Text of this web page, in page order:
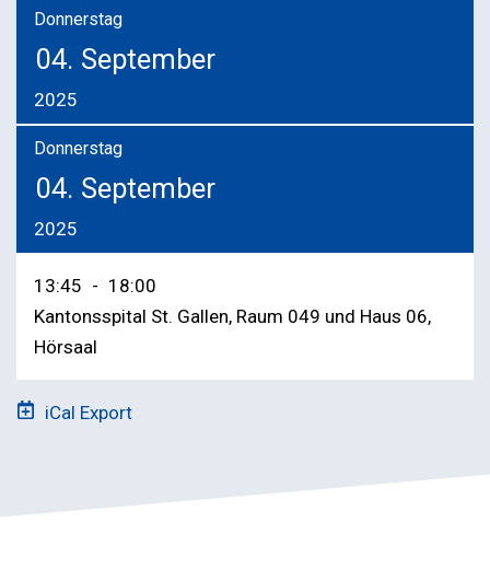
Donnerstag
04. September
2025
Donnerstag
04. September
2025
13:45 - 18:00
Kantonsspital St. Gallen, Raum 049 und Haus 06,
Hörsaal
iCal Export